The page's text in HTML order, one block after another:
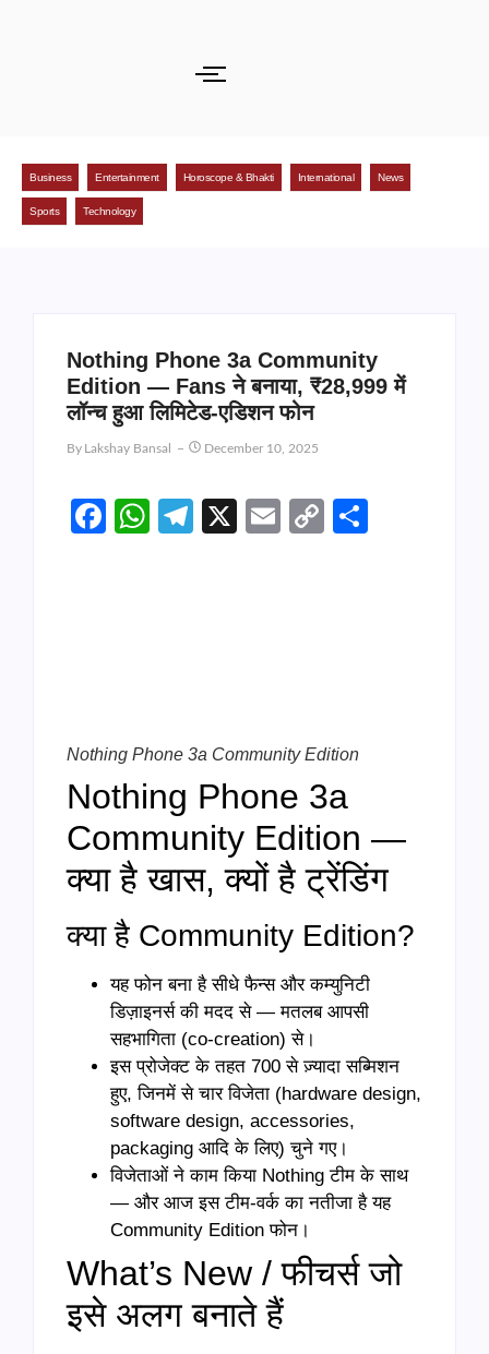
Business Entertainment Horoscope & Bhakti International News
Sports Technology
Nothing Phone 3a Community
Edition — Fans ने बनाया, ₹28,999 में
लॉन्च हुआ लिमिटेड-एडिशन फोन
By Lakshay Bansal December 10, 2025
Facebook
WhatsApp
Telegram
X EmailCopy
Nothing Phone 3a Community Edition
Nothing Phone 3a
Community Edition —
क्या है खास, क्यों है ट्रेंडिंग
क्या है Community Edition?
यह फोन बना है सीधे फैन्स और कम्युनिटी
डिज़ाइनर्स की मदद से — मतलब आपसी
सहभागिता (co-creation) से।
इस प्रोजेक्ट के तहत 700 से ज़्यादा सब्मिशन
हुए, जिनमें से चार विजेता (hardware design,
software design, accessories,
packaging आदि के लिए) चुने गए।
विजेताओं ने काम किया Nothing टीम के साथ
— और आज इस टीम-वर्क का नतीजा है यह
Community Edition फोन।
What’s New / फीचर्स जो
इसे अलग बनाते हैं